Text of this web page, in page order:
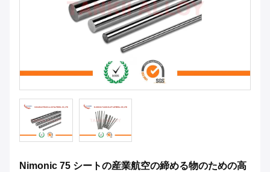
Nimonic 75 シートの産業航空の締める物のための高